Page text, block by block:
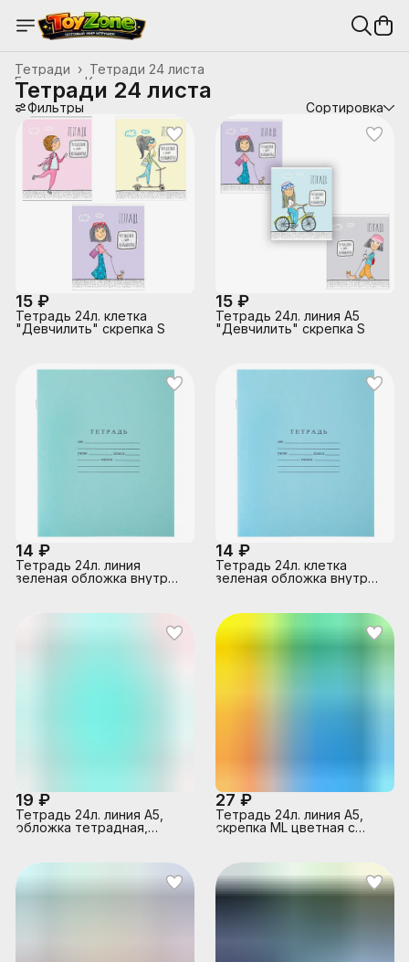
Тетради 24 листа
Тетради ›
Канцтовары, школьные принадлежности
Главная
Тетради 24 листа
Фильтры Сортировка
15 ₽
Тетрадь 24л. клетка
"Девчилить" скрепка S
15 ₽
Тетрадь 24л. линия А5
"Девчилить" скрепка S
14 ₽
Тетрадь 24л. линия
зеленая обложка внутр
14 ₽
Тетрадь 24л. клетка
зеленая обложка внутр
19 ₽
Тетрадь 24л. линия А5,
обложка тетрадная,
27 ₽
Тетрадь 24л. линия А5,
скрепка ML цветная с